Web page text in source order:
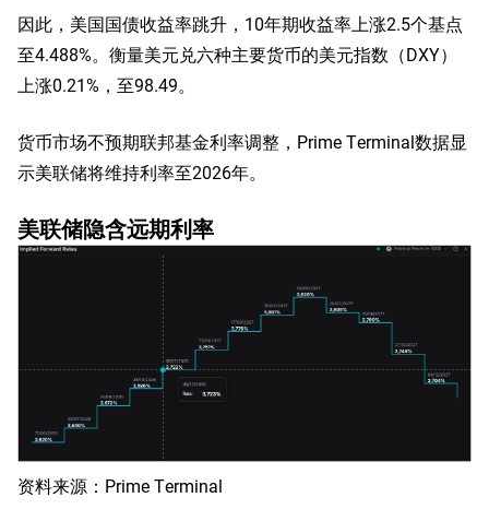
因此，美国国债收益率跳升，10年期收益率上涨2.5个基点
至4.488%。衡量美元兑六种主要货币的美元指数（DXY）
上涨0.21%，至98.49。
货币市场不预期联邦基金利率调整，Prime Terminal数据显
示美联储将维持利率至2026年。
美联储隐含远期利率
资料来源：Prime Terminal